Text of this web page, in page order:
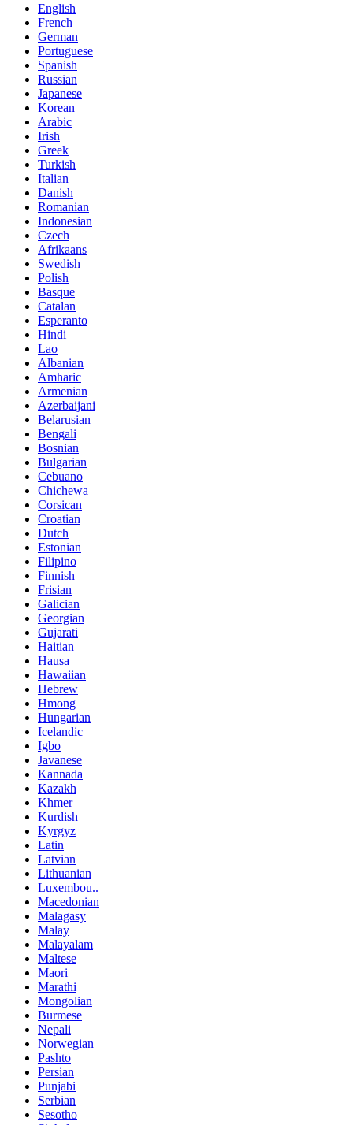
English
French
German
Portuguese
Spanish
Russian
Japanese
Korean
Arabic
Irish
Greek
Turkish
Italian
Danish
Romanian
Indonesian
Czech
Afrikaans
Swedish
Polish
Basque
Catalan
Esperanto
Hindi
Lao
Albanian
Amharic
Armenian
Azerbaijani
Belarusian
Bengali
Bosnian
Bulgarian
Cebuano
Chichewa
Corsican
Croatian
Dutch
Estonian
Filipino
Finnish
Frisian
Galician
Georgian
Gujarati
Haitian
Hausa
Hawaiian
Hebrew
Hmong
Hungarian
Icelandic
Igbo
Javanese
Kannada
Kazakh
Khmer
Kurdish
Kyrgyz
Latin
Latvian
Lithuanian
Luxembou..
Macedonian
Malagasy
Malay
Malayalam
Maltese
Maori
Marathi
Mongolian
Burmese
Nepali
Norwegian
Pashto
Persian
Punjabi
Serbian
Sesotho